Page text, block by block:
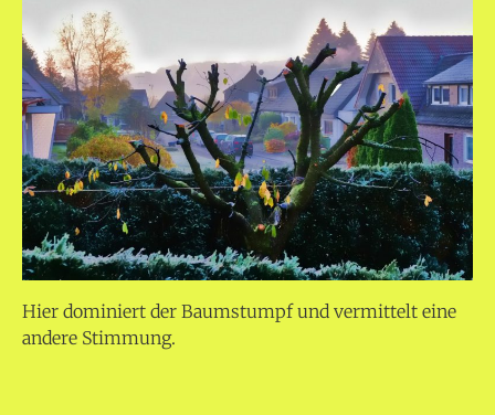
Hier dominiert der Baumstumpf und vermittelt eine
andere Stimmung.